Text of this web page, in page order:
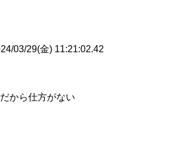
03/29(金) 11:21:02.42
から仕方がない